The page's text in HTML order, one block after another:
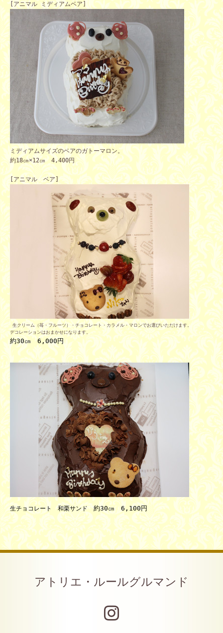
[アニマル ミディアムベア]
ミディアムサイズのベアのガトーマロン。
約18㎝×12㎝　4,400円
[アニマル　ベア]
生クリーム（苺・フルーツ）・チョコレート・カラメル・マロンでお選びいただけます。
デコレーションはおまかせになります。
約30㎝　6 ,000円
生チョコレート 和栗サンド約30㎝ 6,100円
アトリエ・ルールグルマンド